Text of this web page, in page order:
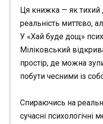
Ця книжка — як тихий
реальність миттєво,
У «Хай буде дощ»
Міліковський
простір, де можна
побути чесними із
Спираючись на реальні
сучасні психологічні